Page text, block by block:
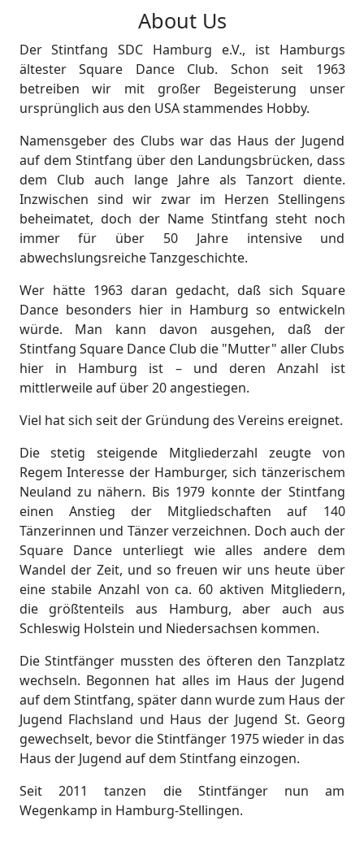
About Us
Der Stintfang SDC Hamburg e.V., ist Hamburgs
ältester Square Dance Club. Schon seit 1963
betreiben wir mit großer Begeisterung unser
ursprünglich aus den USA stammendes Hobby.
Namensgeber des Clubs war das Haus der Jugend
auf dem Stintfang über den Landungsbrücken, dass
dem Club auch lange Jahre als Tanzort diente.
Inzwischen sind wir zwar im Herzen Stellingens
beheimatet, doch der Name Stintfang steht noch
immer für über 50 Jahre intensive und
abwechslungsreiche Tanzgeschichte.
Wer hätte 1963 daran gedacht, daß sich Square
Dance besonders hier in Hamburg so entwickeln
würde. Man kann davon ausgehen, daß der
Stintfang Square Dance Club die "Mutter" aller Clubs
hier in Hamburg ist – und deren Anzahl ist
mittlerweile auf über 20 angestiegen.
Viel hat sich seit der Gründung des Vereins ereignet.
Die stetig steigende Mitgliederzahl zeugte von
Regem Interesse der Hamburger, sich tänzerischem
Neuland zu nähern. Bis 1979 konnte der Stintfang
einen Anstieg der Mitgliedschaften auf 140
Tänzerinnen und Tänzer verzeichnen. Doch auch der
Square Dance unterliegt wie alles andere dem
Wandel der Zeit, und so freuen wir uns heute über
eine stabile Anzahl von ca. 60 aktiven Mitgliedern,
die größtenteils aus Hamburg, aber auch aus
Schleswig Holstein und Niedersachsen kommen.
Die Stintfänger mussten des öfteren den Tanzplatz
wechseln. Begonnen hat alles im Haus der Jugend
auf dem Stintfang, später dann wurde zum Haus der
Jugend Flachsland und Haus der Jugend St. Georg
gewechselt, bevor die Stintfänger 1975 wieder in das
Haus der Jugend auf dem Stintfang einzogen.
Seit 2011 tanzen die Stintfänger nun am
Wegenkamp in Hamburg-Stellingen.